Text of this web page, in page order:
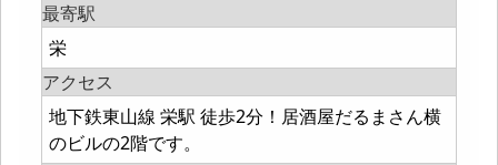
最寄駅
栄
アクセス
地下鉄東山線 栄駅 徒歩2分！居酒屋だるまさん横
のビルの2階です。